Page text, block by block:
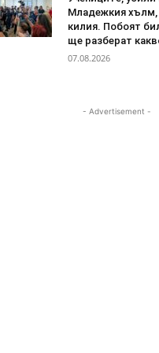
Младежкия хълм,
килия. Побоят
ще разберат
07.08.2026
- Advertisement -